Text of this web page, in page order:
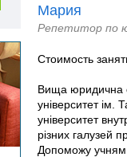
Мария
Репетитор по
Стоимость
Вища юридична
університет ім.
університет
різних галузей
Допоможу учням